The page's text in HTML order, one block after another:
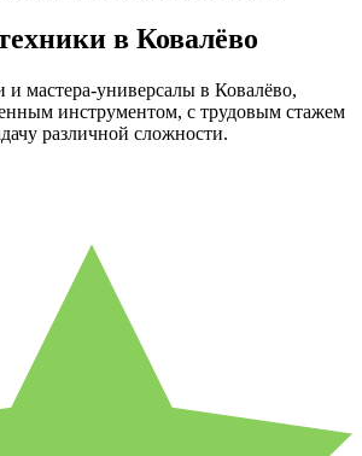
в Ковалёво
и мастера-универсалы в Ковалёво,
инструментом, с трудовым стажем
различной сложности.